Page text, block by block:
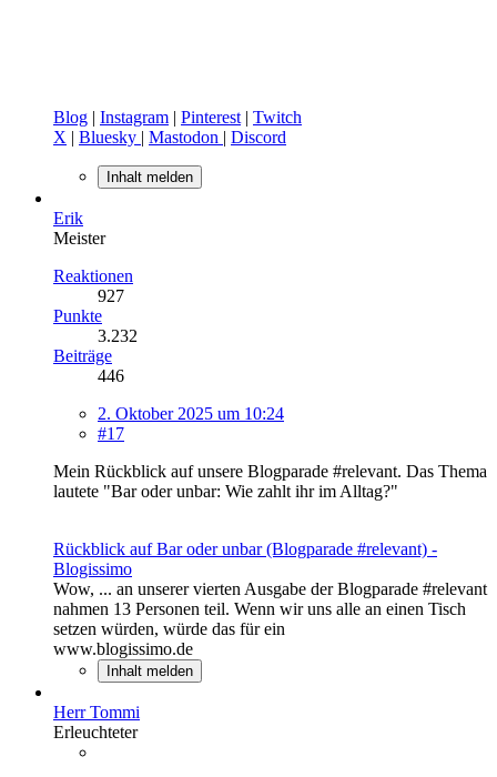
Blog | Instagram | Pinterest | Twitch
X | Bluesky | Mastodon | Discord
Inhalt melden
Erik
Meister
Reaktionen
927
Punkte
3.232
Beiträge
446
2. Oktober 2025 um 10:24
#17
Mein Rückblick auf unsere Blogparade #relevant. Das Thema
lautete "Bar oder unbar: Wie zahlt ihr im Alltag?"
Rückblick auf Bar oder unbar (Blogparade #relevant) -
Blogissimo
Wow, ... an unserer vierten Ausgabe der Blogparade #relevant
nahmen 13 Personen teil. Wenn wir uns alle an einen Tisch
setzen würden, würde das für ein
www.blogissimo.de
Inhalt melden
Herr Tommi
Erleuchteter